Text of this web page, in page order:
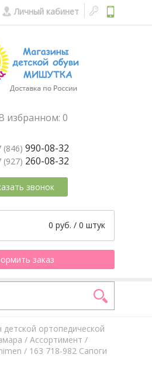
Личный кабинет
избранном: 0
(846) 990-08-32
(927) 260-08-32
звонок
0 руб. / 0 штук
заказ
детской ортопедической
/ Aссортимент /
/ 163 718-982 Сапоги